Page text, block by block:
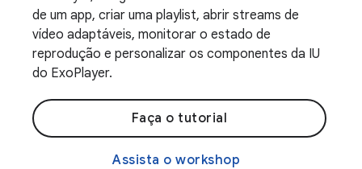
de um app, criar uma playlist, abrir streams de
vídeo adaptáveis, monitorar o estado de
reprodução e personalizar os componentes da IU
do ExoPlayer.
Faça o tutorial
Assista o workshop